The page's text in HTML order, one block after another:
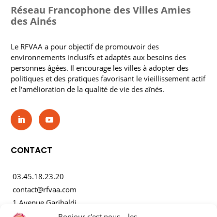
Réseau Francophone des Villes Amies
des Ainés
Le RFVAA a pour objectif de promouvoir des
environnements inclusifs et adaptés aux besoins des
personnes âgées. Il encourage les villes à adopter des
politiques et des pratiques favorisant le vieillissement actif
et l'amélioration de la qualité de vie des aînés.
CONTACT
03.45.18.23.20
contact@rfvaa.com
1 Avenue Garibaldi